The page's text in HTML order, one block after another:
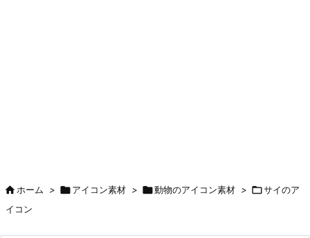
ホーム > アイコン素材 > 動物のアイコン素材 > サイのア
イコン